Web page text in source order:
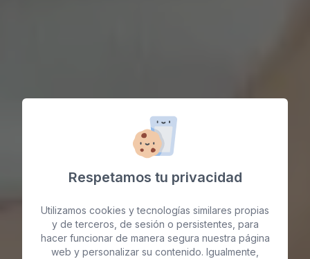
Respetamos tu privacidad
Utilizamos cookies y tecnologías similares propias
y de terceros, de sesión o persistentes, para
hacer funcionar de manera segura nuestra página
web y personalizar su contenido. Igualmente,